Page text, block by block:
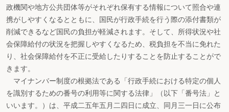
政機関や地方公共団体等がそれぞれ保有する情報について照合や連
携がしやすくなるとともに、国民が行政手続を行う際の添付書類が
削減できるなど国民の負担が軽減されます。そして、所得状況や社
会保障給付の状況を把握しやすくなるため、税負担を不当に免れた
り、社会保障給付を不正に受給したりすることを防止することがで
きます。
マイナンバー制度の根拠法である「行政手続における特定の個人
を識別するための番号の利用等に関する法律」（以下「番号法」と
いいます。）は、平成二五年五月二四日に成立、同月三一日に公布